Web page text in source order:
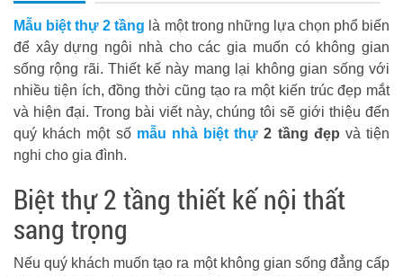
Mẫu biệt thự 2 tầng là một trong những lựa chọn phổ biến
để xây dựng ngôi nhà cho các gia muốn có không gian
sống rộng rãi. Thiết kế này mang lại không gian sống với
nhiều tiện ích, đồng thời cũng tạo ra một kiến trúc đẹp mắt
và hiện đại. Trong bài viết này, chúng tôi sẽ giới thiệu đến
quý khách một số mẫu nhà biệt thự 2 tầng đẹp và tiện
nghi cho gia đình.
Biệt thự 2 tầng thiết kế nội thất
sang trọng
Nếu quý khách muốn tạo ra một không gian sống đẳng cấp